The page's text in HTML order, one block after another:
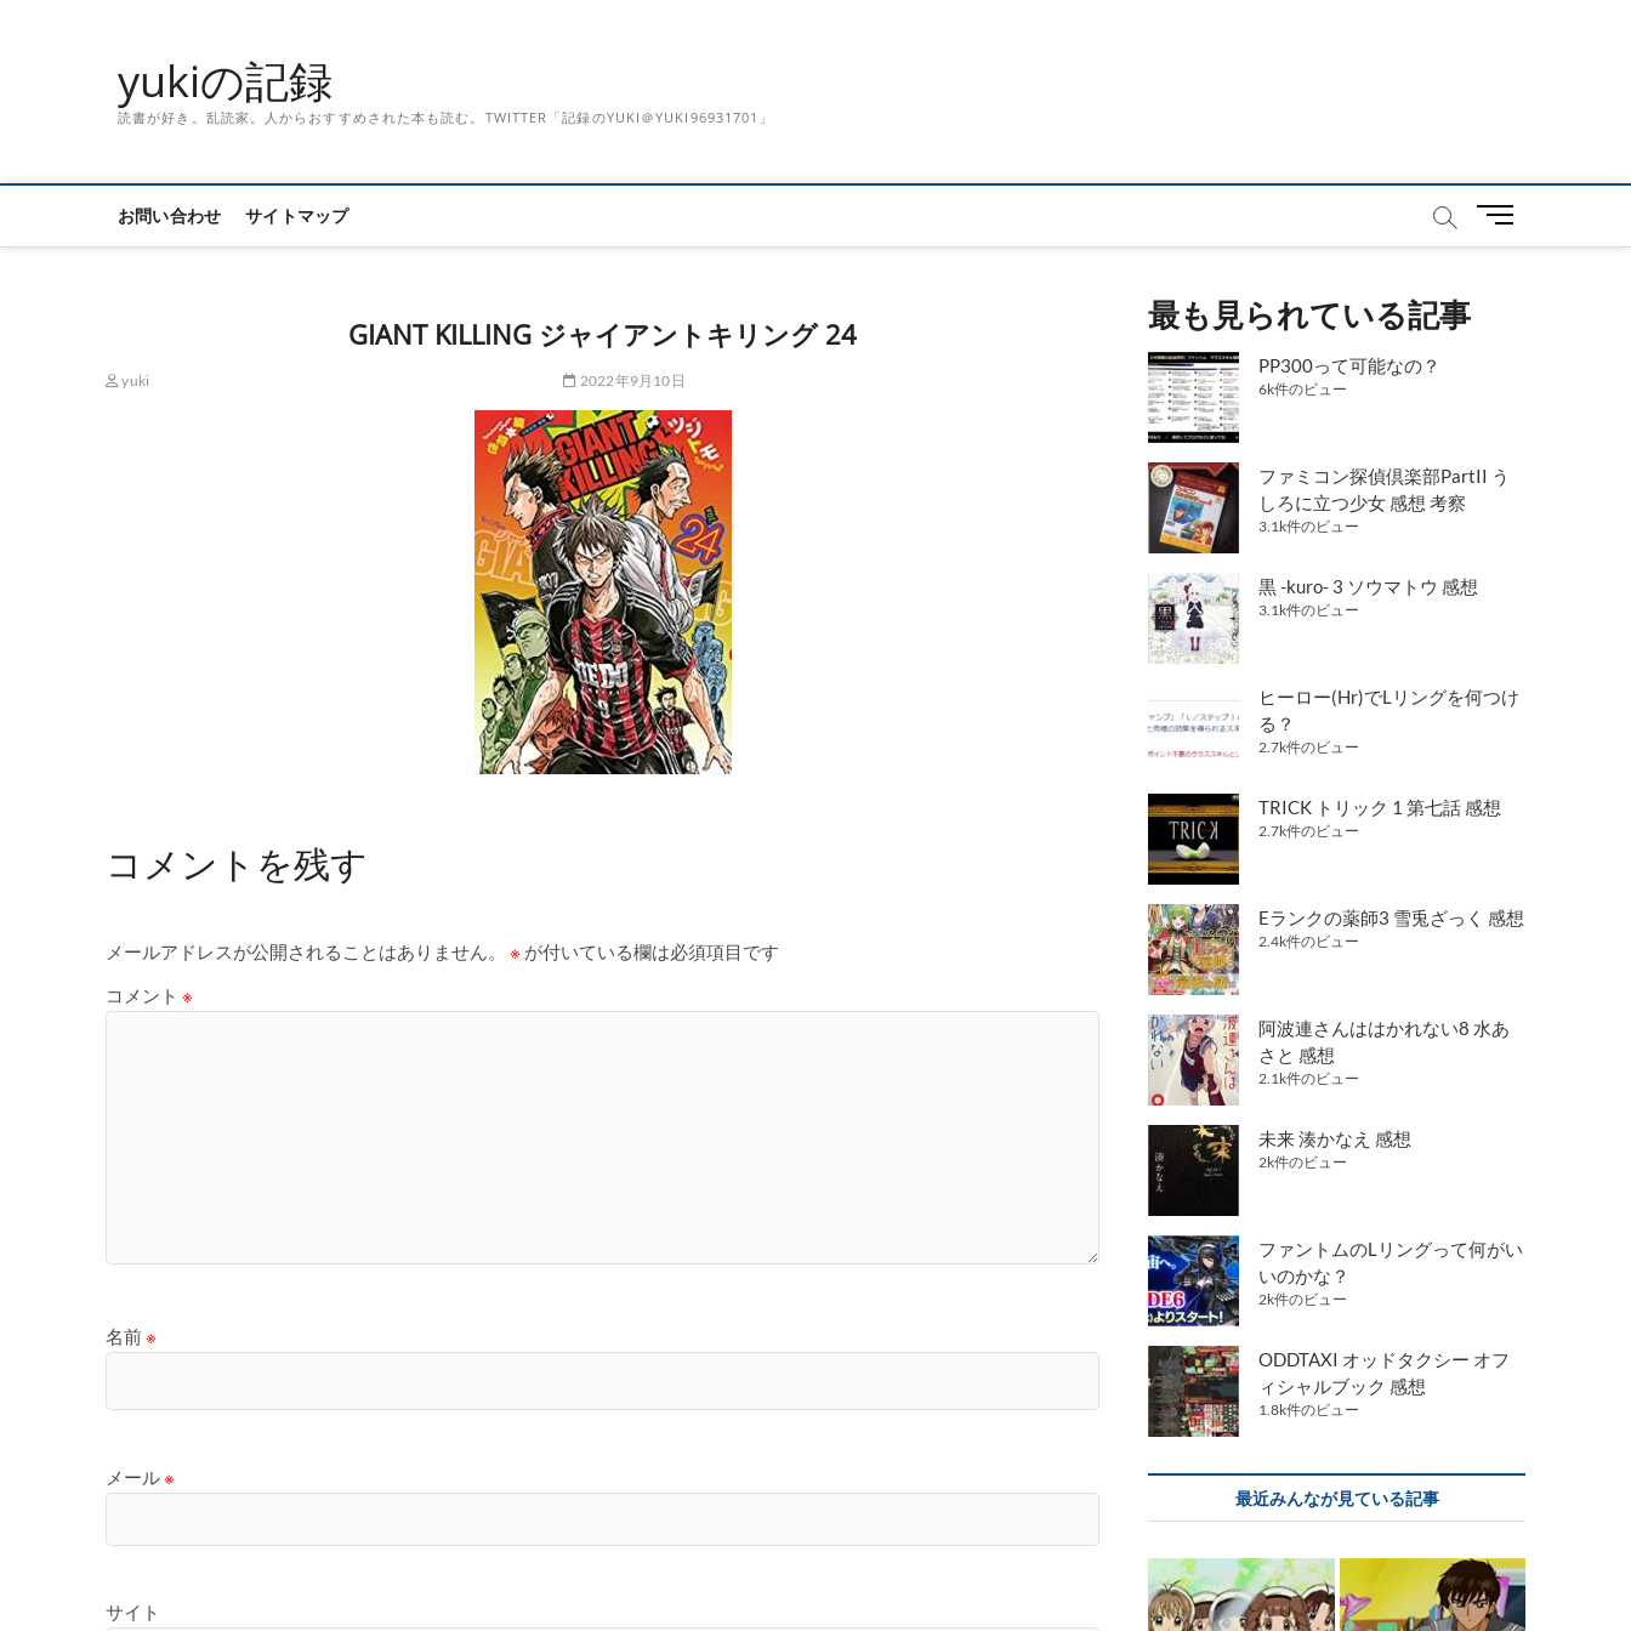
yukiの記録
読書が好き。乱読家。人からおすすめされた本も読む。TWITTER「記録のYUKI＠YUKI96931701」
お問い合わせ サイトマップ
メ
GIANT KILLING ジャイアントキリング 24
yuki 2022年9月10日
コメントを残す
メールアドレスが公開されることはありません。 ※ が付いている欄は必須項目です
コメント ※
名前※
メール※
サイト
最も見られている記事
PP300って可能なの？
6k件のビュー
ファミコン探偵倶楽部PartII う
しろに立つ少女 感想 考察
3.1k件のビュー
黒 -kuro- 3 ソウマトウ 感想
3.1k件のビュー
ヒーロー(Hr)でLリングを何つけ
る？
2.7k件のビュー
TRICK トリック 1 第七話 感想
2.7k件のビュー
Eランクの薬師3 雪兎ざっく 感想
2.4k件のビュー
阿波連さんははかれない8 水あ
さと 感想
2.1k件のビュー
未来 湊かなえ 感想
2k件のビュー
ファントムのLリングって何がい
いのかな？
2k件のビュー
ODDTAXI オッドタクシー オフ
ィシャルブック 感想
1.8k件のビュー
最近みんなが見ている記事